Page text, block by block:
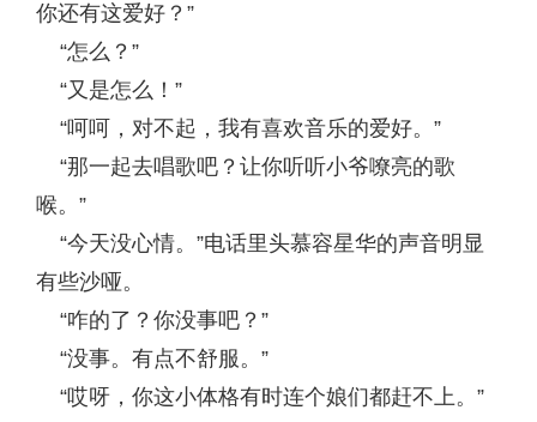
你还有这爱好？”
“怎么？”
“又是怎么！”
“呵呵，对不起，我有喜欢音乐的爱好。”
“那一起去唱歌吧？让你听听小爷嘹亮的歌
喉。”
“今天没心情。”电话里头慕容星华的声音明显
有些沙哑。
“咋的了？你没事吧？”
“没事。有点不舒服。”
“哎呀，你这小体格有时连个娘们都赶不上。”